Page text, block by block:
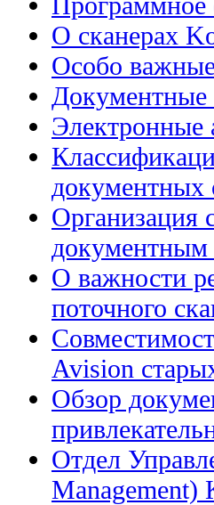
О сканерах
Особо
Электронные
документных
Организация
документным
О важности
поточного
Avision
Обзор
Отдел
Management)